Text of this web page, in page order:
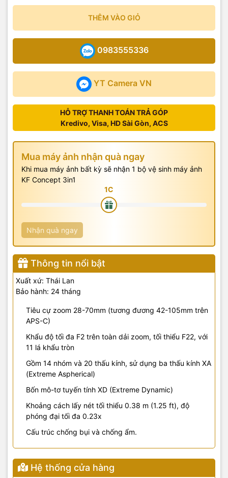
THÊM VÀO GIỎ
YT Camera VN
0983555336
HỖ TRỢ THANH TOÁN TRẢ GÓP
Kredivo, Visa, HD Sài Gòn, ACS
Mua máy ảnh nhận quà ngay
Khi mua máy ảnh bất kỳ sẽ nhận 1 bộ vệ sinh máy ảnh
KF Concept 3in1
Nhận quà ngay
Thông tin nổi bật
Xuất xứ: Thái Lan
Bảo hành: 24 tháng
Tiêu cự zoom 28-70mm (tương đương 42-105mm trên
APS-C)
Khẩu độ tối đa F2 trên toàn dải zoom, tối thiểu F22, với
11 lá khẩu tròn
Gồm 14 nhóm và 20 thấu kính, sử dụng ba thấu kính XA
(Extreme Aspherical)
Bốn mô-tơ tuyến tính XD (Extreme Dynamic)
Khoảng cách lấy nét tối thiểu 0.38 m (1.25 ft), độ
phóng đại tối đa 0.23x
Cấu trúc chống bụi và chống ẩm.
Hệ thống cửa hàng